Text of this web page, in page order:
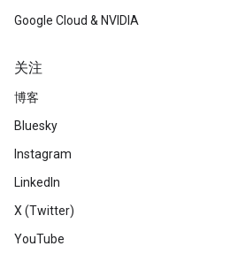
Google Cloud & NVIDIA
关注
博客
Bluesky
Instagram
LinkedIn
X (Twitter)
YouTube